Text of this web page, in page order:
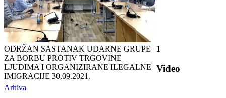
ODRŽAN SASTANAK UDARNE GRUPE
ZA BORBU PROTIV TRGOVINE
LJUDIMA I ORGANIZIRANE ILEGALNE
IMIGRACIJE 30.09.2021.
1
Video
Arhiva